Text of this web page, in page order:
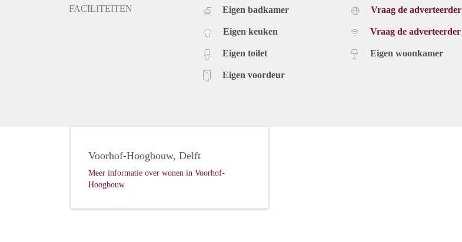
FACILITEITEN Eigen badkamer
Eigen keuken
Eigen toilet
Eigen voordeur
Vraag de adverteerder
Vraag de adverteerder
Eigen woonkamer
Voorhof-Hoogbouw, Delft
Meer informatie over wonen in Voorhof-
Hoogbouw